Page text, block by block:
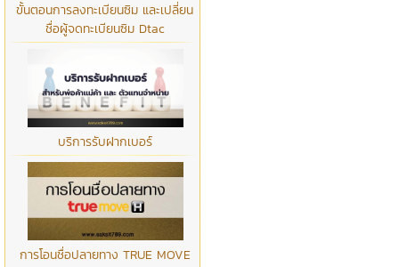
ขั้นตอนการลงทะเบียนซิม และเปลี่ยน
ชื่อผู้จดทะเบียนซิม Dtac
บริการรับฝากเบอร์
การโอนชื่อปลายทาง TRUE MOVE